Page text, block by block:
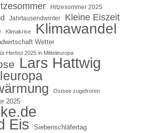
Hitzesommer 2025
Jahrtausendwinter Kleine Eiszeit
Klimakrise Klimawandel
Wetter
Herbst 2025 in Mitteleuropa
Lars Hattwig
Ostsee zugefroren
2025
Eis Siebenschläfertag